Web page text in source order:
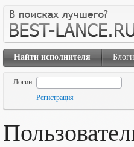
Найти исполнителя Блоги
Логин:
Регистрация